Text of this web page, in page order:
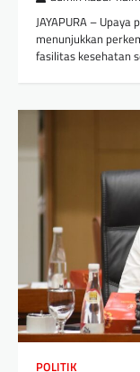
JAYAPURA –
menunjukkan
fasilitas kesehatan
POLITIK